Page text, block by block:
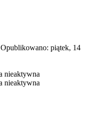
Opublikowano: piątek, 14